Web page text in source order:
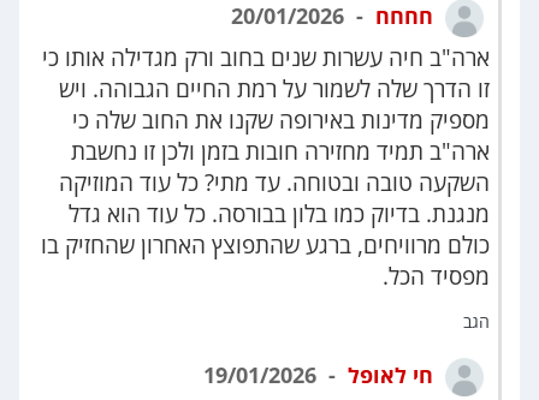
חחחח
ארה"ב חיה עשרות שנים בחוב ורק מגדילה אותו כי
זו הדרך שלה לשמור על רמת החיים הגבוהה. ויש
מספיק מדינות באירופה שקנו את החוב שלה כי
ארה"ב תמיד מחזירה חובות בזמן ולכן זו נחשבת
השקעה טובה ובטוחה. עד מתי? כל עוד המוזיקה
מנגנת. בדיוק כמו בלון בבורסה. כל עוד הוא גדל
כולם מרוויחים, ברגע שהתפוצץ האחרון שהחזיק בו
מפסיד הכל.
הגב
חי לאופל